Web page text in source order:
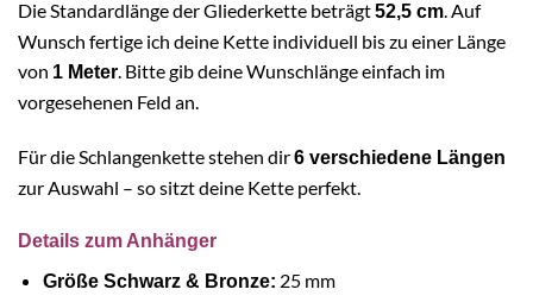
Die Standardlänge der Gliederkette beträgt52,5 cm. Auf
Wunsch fertige ich deine Kette individuell bis zu einer Länge
von 1 Meter. Bitte gib deine Wunschlänge einfach im
vorgesehenen Feld an.
Für die Schlangenkette stehen dir6 verschiedene Längen
zur Auswahl – so sitzt deine Kette perfekt.
Details zum Anhänger
Größe Schwarz & Bronze: 25 mm